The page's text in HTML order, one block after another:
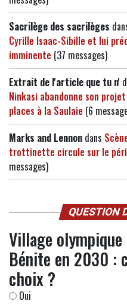
Sacrilège des sacrilèges
Cyrille Isaac-Sibille et lui
imminente (37 messages)
Extrait de l'article que tu n'
Ninkasi abandonne son
places à la Saulaie (6
Marks and Lennon dans
trottinette circule sur le
messages)
QUESTION
Village
Bénite en 2030 :
choix ?
Oui